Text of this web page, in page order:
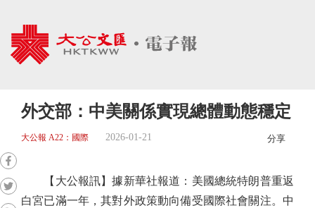
外交部：中美關係實現總體動態穩定
大公報 A22：國際 2026-01-21 分享
【大公報訊】據新華社報道：美國總統特朗普重返
白宮已滿一年，其對外政策動向備受國際社會關注。中